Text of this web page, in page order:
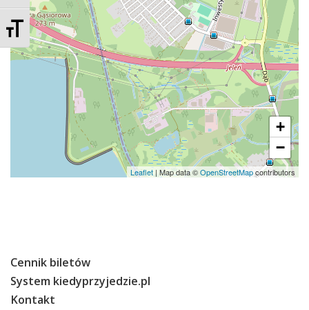
Zmień rozmiar czcionek
O Spółce
Uwagi i wnioski
Ochrona danych osobowych
+
−
Leaflet| Map data ©OpenStreetMapcontributors
Cennik biletów
System kiedyprzyjedzie.pl
Kontakt